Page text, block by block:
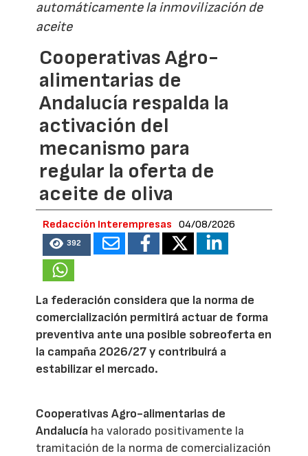
automáticamente la inmovilización de
aceite
Cooperativas Agro-
alimentarias de
Andalucía respalda la
activación del
mecanismo para
regular la oferta de
aceite de oliva
Redacción Interempresas 04/08/2026
392
La federación considera que la norma de
comercialización permitirá actuar de forma
preventiva ante una posible sobreoferta en
la campaña 2026/27 y contribuirá a
estabilizar el mercado.
Cooperativas Agro-alimentarias de
Andalucía ha valorado positivamente la
tramitación de la norma de comercialización